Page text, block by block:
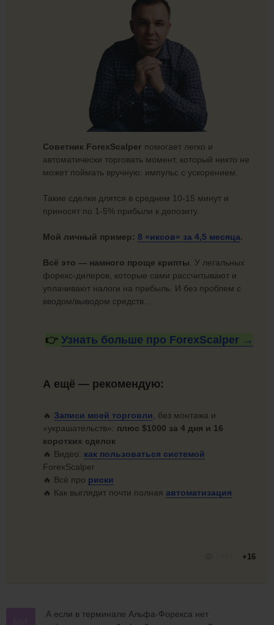
Советник ForexScalper помогает легко и
автоматически торговать момент, который никто не
может поймать вручную: импульс с ускорением.
Такие сделки длятся в среднем 10-15 минут и
приносят по 1-5% прибыли к депозиту.
Мой личный пример: 8 «иксов» за 4,5 месяца.
Всё это — намного проще крипты. У легальных
форекс-дилеров, которые сами рассчитывают и
уплачивают налоги на прибыль. И без проблем с
вводом/выводом средств...
👉 Узнать больше про ForexScalper →
А ещё — рекомендую:
🔥 Записи моей торговли , без монтажа и
«украшательств»: плюс $1000 за 4 дня и 16
коротких сделок
🔥 Видео: как пользоваться системой
ForexScalper
🔥 Всё про риски
🔥 Как выглядит почти полная автоматизация
+16
А если в терминале Альфа-Форекса нет